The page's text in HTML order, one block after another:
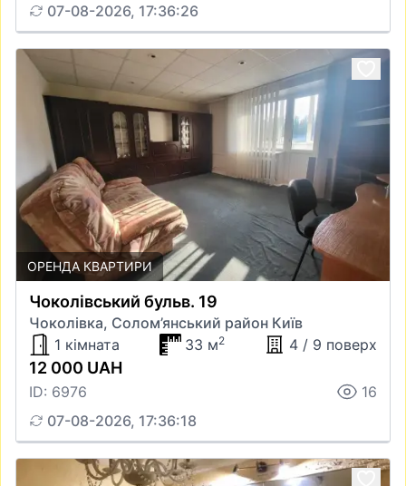
07-08-2026, 17:36:26
ОРЕНДА КВАРТИРИ
Чоколівський бульв. 19
Чоколівка, Солом’янський район Київ
1 кімната
33 м2 4 / 9 поверх
12 000 UAH
ID: 6976
16
07-08-2026, 17:36:18